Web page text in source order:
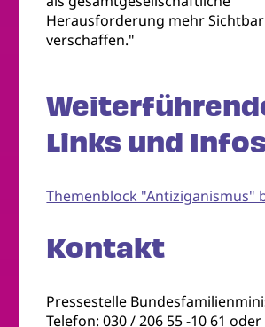
Herausforderung mehr
verschaffen."
Links und Infos
Themenblock "Antiziganismus"
Kontakt
Pressestelle
Telefon: 030 / 206 55 -10 61 oder